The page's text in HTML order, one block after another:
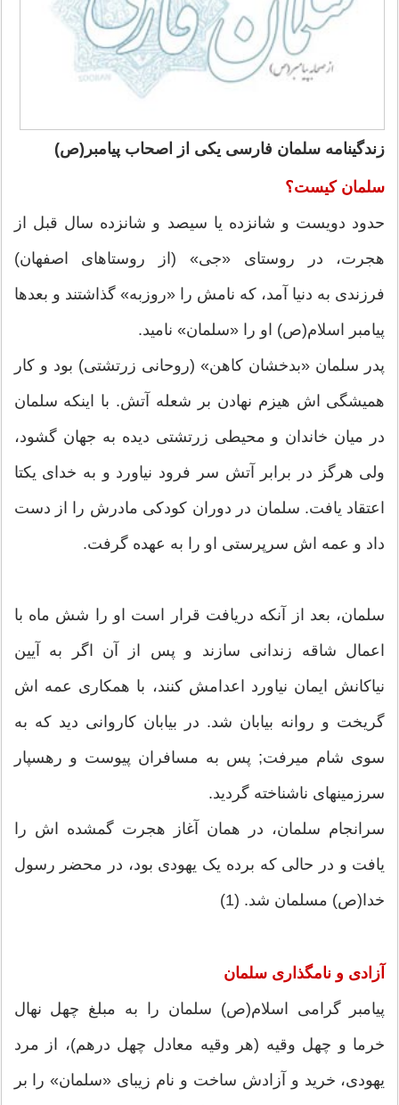
زندگینامه سلمان فارسی یکی از اصحاب پیامبر(ص)
سلمان کیست؟
حدود دویست و شانزده یا سیصد و شانزده سال قبل از
هجرت، در روستای «جی‏» (از روستاهای اصفهان)
فرزندی به دنیا آمد، که نامش را «روزبه‏» گذاشتند و بعدها
پیامبر اسلام(ص) او را «سلمان‏» نامید.
پدر سلمان «بدخشان کاهن‏» (روحانی زرتشتی) بود و کار
همیشگی‏ اش هیزم نهادن بر شعله آتش. با اینکه سلمان
در میان خاندان و محیطی زرتشتی دیده به جهان گشود،
ولی هرگز در برابر آتش سر فرود نیاورد و به خدای یکتا
اعتقاد یافت. سلمان در دوران کودکی مادرش را از دست
داد و عمه‏ اش سرپرستی او را به عهده گرفت.
سلمان، بعد از آنکه دریافت قرار است او را شش ماه با
اعمال شاقه زندانی سازند و پس از آن اگر به آیین
نیاکانش ایمان نیاورد اعدامش کنند، با همکاری عمه‏ اش
گریخت و روانه بیابان شد. در بیابان کاروانی دید که به
سوی شام می‏رفت; پس به مسافران پیوست و رهسپار
سرزمینهای ناشناخته گردید.
سرانجام سلمان، در همان آغاز هجرت گمشده ‏اش را
یافت و در حالی که برده یک یهودی بود، در محضر رسول
خدا(ص) مسلمان شد. (1)
آزادی و نامگذاری سلمان
پیامبر گرامی اسلام(ص) سلمان را به مبلغ چهل نهال
خرما و چهل وقیه (هر وقیه معادل چهل درهم)، از مرد
یهودی، خرید و آزادش ساخت و نام زیبای «سلمان‏» را بر